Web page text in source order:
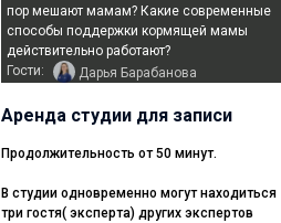
пор мешают мамам? Какие современные
способы поддержки кормящей мамы
действительно работают?
Гости:
Дарья Барабанова
Аренда студии для записи
Продолжительность от 50 минут.
В студии одновременно могут находиться
три гостя( эксперта) других экспертов